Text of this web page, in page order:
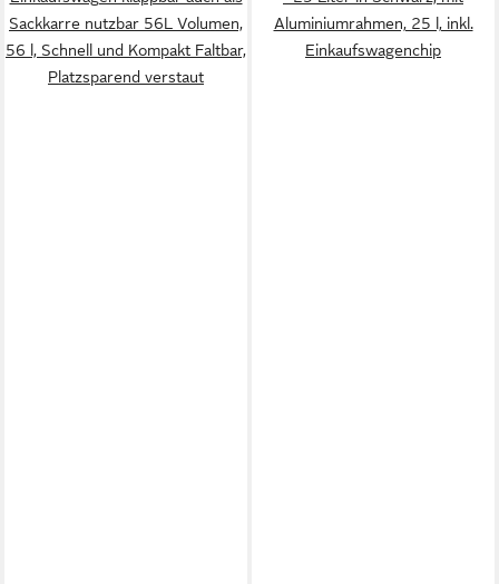
Sackkarre nutzbar 56L Volumen,
56 l, Schnell und Kompakt Faltbar,
Platzsparend verstaut
Aluminiumrahmen, 25 l, inkl.
Einkaufswagenchip